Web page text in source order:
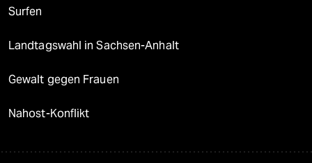
Surfen
Landtagswahl in Sachsen-Anhalt
Gewalt gegen Frauen
Nahost-Konflikt